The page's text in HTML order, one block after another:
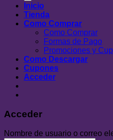
Inicio
Tienda
Como Comprar
Como Comprar
Formas de Pago
Promociones y
Como Descargar
Cupones
Acceder
Acceder
Nombre de usuario o correo